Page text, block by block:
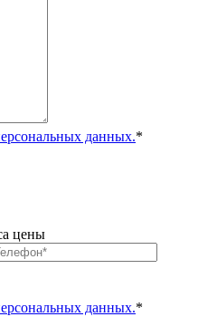
данных.*
цены
данных.*